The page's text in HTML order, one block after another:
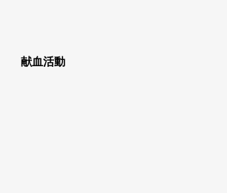
献血活動